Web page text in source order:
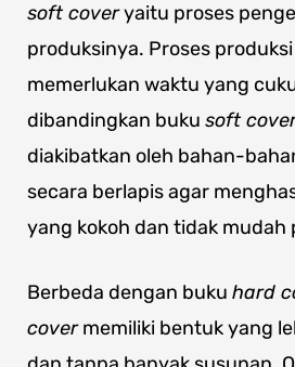
soft coveryaitu proses
produksinya. Proses
memerlukan waktu yang
dibandingkan buku soft
diakibatkan oleh bahan-
secara berlapis agar
yang kokoh dan tidak mudah
Berbeda dengan buku hard
covermemiliki bentuk yang